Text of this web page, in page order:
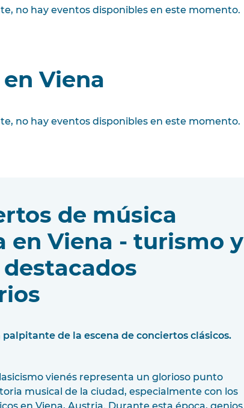
no hay eventos disponibles en este momento.
Viena
no hay eventos disponibles en este momento.
de música
en Viena - turismo y
palpitante de la escena de conciertos clásicos.
vienés representa un glorioso punto
musical de la ciudad, especialmente con los